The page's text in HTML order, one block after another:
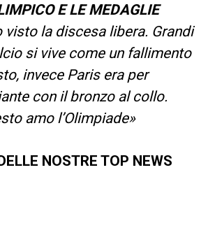
E LE MEDAGLIE
la discesa libera. Grandi
si vive come un fallimento
invece Paris era per
con il bronzo al collo.
amo l’Olimpiade»
NOSTRE TOP NEWS